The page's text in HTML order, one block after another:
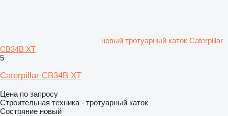
новый тротуарный каток Caterpillar
CB34B XT
5
Caterpillar CB34B XT
Цена по запросу
Строительная техника - тротуарный каток
Состояние новый